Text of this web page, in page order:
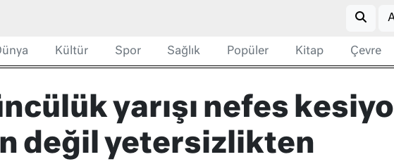
Kültür Spor Sağlık Popüler Kitap Çevre
yarışı nefes
değil yetersizlikten